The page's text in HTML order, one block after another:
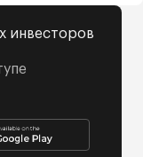
инвесторов